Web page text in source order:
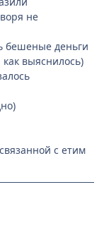
не
бешеные деньги
выяснилось)
с етим